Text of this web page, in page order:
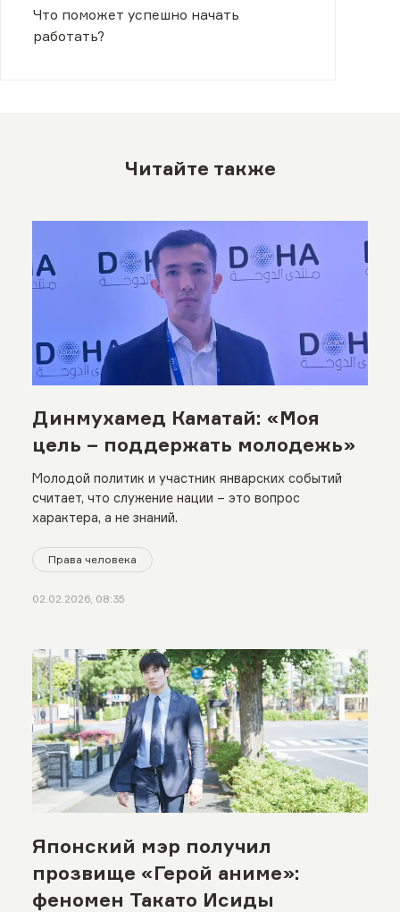
Что поможет успешно начать
работать?
Читайте также
Динмухамед Каматай: «Моя
цель – поддержать молодежь»
Молодой политик и участник январских событий
считает, что служение нации – это вопрос
характера, а не знаний.
Права человека
02.02.2026, 08:35
Японский мэр получил
прозвище «Герой аниме»:
феномен Такато Исиды